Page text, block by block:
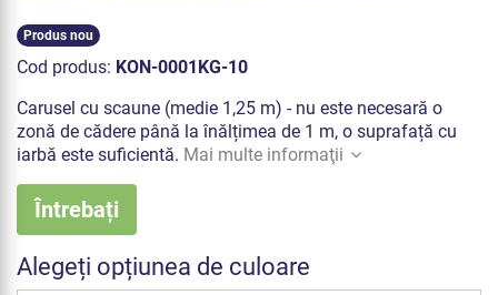
Produs nou
Cod produs: KON-0001KG-10
Carusel cu scaune (medie 1,25 m) - nu este necesară o
zonă de cădere până la înălțimea de 1 m, o suprafață cu
iarbă este suficientă. Mai multe informaţii
Întrebați
Alegeți opțiunea de culoare